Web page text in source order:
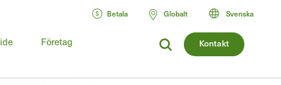
Kontakt
Företag
Betala Globalt Svenska